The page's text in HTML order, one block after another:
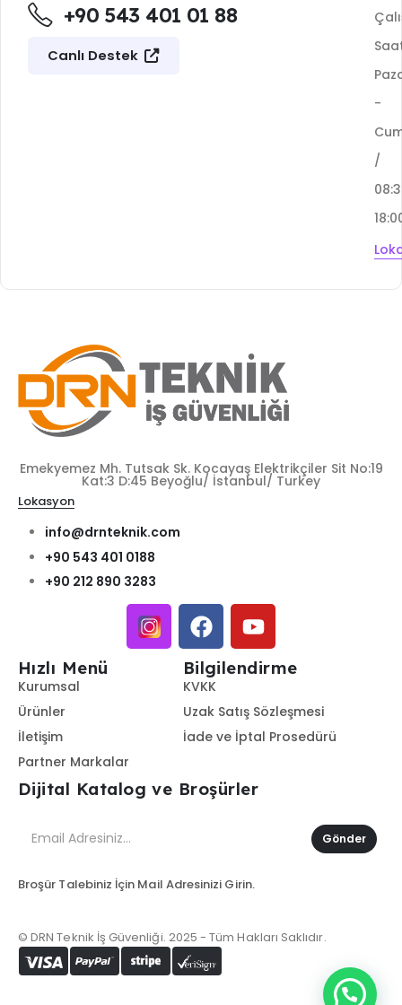
+90 543 401 01 88
Canlı Destek
-
/
Emekyemez Mh. Tutsak Sk. Kocayaş Elektrikçiler Sit No:19
Kat:3 D:45 Beyoğlu/ İstanbul/ Turkey
Lokasyon
info@drnteknik.com
+90 543 401 0188
+90 212 890 3283
Hızlı Menü
Kurumsal
Ürünler
İletişim
Partner Markalar
Bilgilendirme
KVKK
Uzak Satış Sözleşmesi
İade ve İptal Prosedürü
Dijital Katalog ve Broşürler
Gönder
Broşür Talebiniz İçin Mail Adresinizi Girin.
© DRN Teknik İş Güvenliği. 2025 - Tüm Hakları Saklıdır.